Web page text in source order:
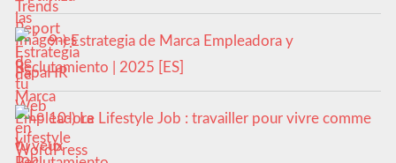
9-) Estrategia de Marca Empleadora y
Reclutamiento | 2025 [ES]
10-) Le Lifestyle Job : travailler pour vivre comme
tu veux